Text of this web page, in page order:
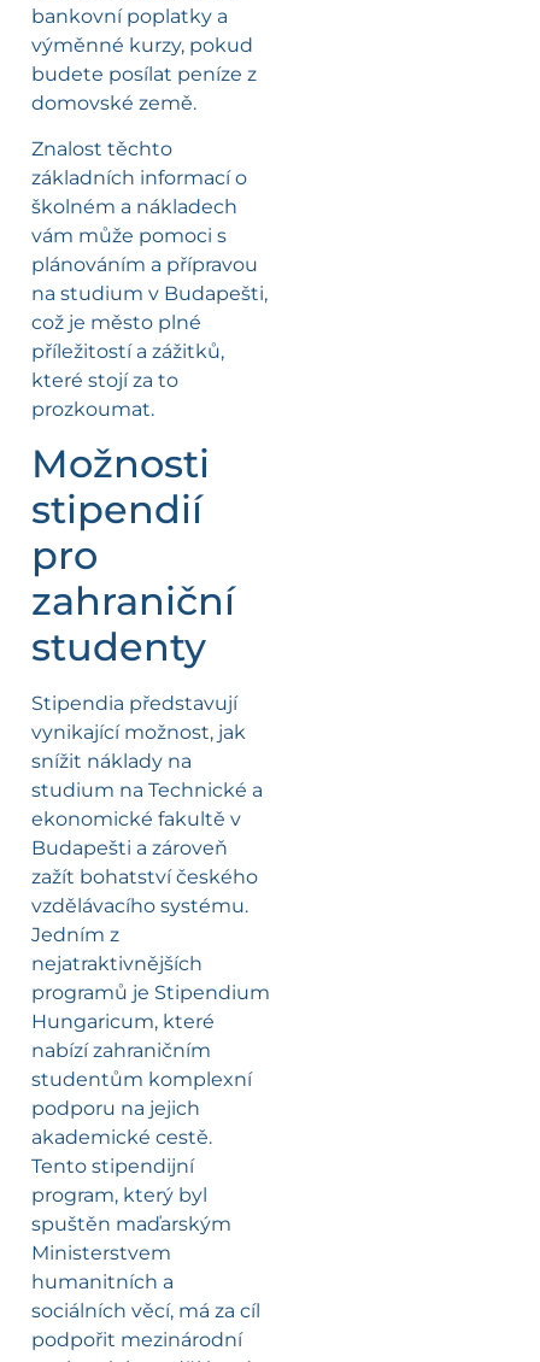
bankovní poplatky a
výměnné kurzy, pokud
budete posílat peníze z
domovské země.
Znalost těchto
základních informací o
školném a nákladech
vám může pomoci s
plánováním a přípravou
na studium v Budapešti,
což je město plné
příležitostí a zážitků,
které stojí za to
prozkoumat.
Možnosti
stipendií
pro
zahraniční
studenty
Stipendia představují
vynikající možnost, jak
snížit náklady na
studium na Technické a
ekonomické fakultě v
Budapešti a zároveň
zažít bohatství českého
vzdělávacího systému.
Jedním z
nejatraktivnějších
programů je Stipendium
Hungaricum, které
nabízí zahraničním
studentům komplexní
podporu na jejich
akademické cestě.
Tento stipendijní
program, který byl
spuštěn maďarským
Ministerstvem
humanitních a
sociálních věcí, má za cíl
podpořit mezinárodní